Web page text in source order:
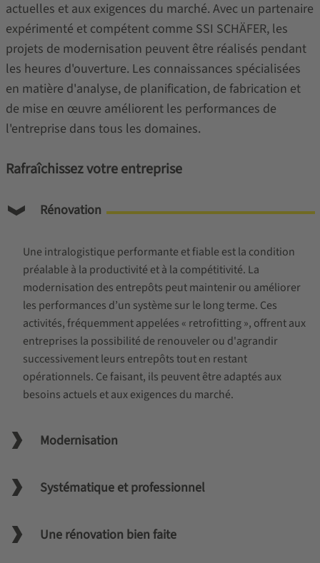
actuelles et aux exigences du marché. Avec un partenaire
expérimenté et compétent comme SSI SCHÄFER, les
projets de modernisation peuvent être réalisés pendant
les heures d'ouverture. Les connaissances spécialisées
en matière d'analyse, de planification, de fabrication et
de mise en œuvre améliorent les performances de
l'entreprise dans tous les domaines.
Rafraîchissez votre entreprise
Rénovation
Une intralogistique performante et fiable est la condition
préalable à la productivité et à la compétitivité. La
modernisation des entrepôts peut maintenir ou améliorer
les performances d’un système sur le long terme. Ces
activités, fréquemment appelées « retrofitting », offrent aux
entreprises la possibilité de renouveler ou d'agrandir
successivement leurs entrepôts tout en restant
opérationnels. Ce faisant, ils peuvent être adaptés aux
besoins actuels et aux exigences du marché.
Modernisation
Systématique et professionnel
Une rénovation bien faite